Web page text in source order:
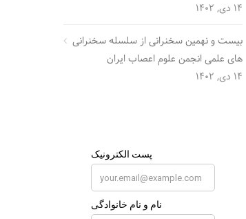
14 دی, 1402
بیست و نهمین سخنرانی از سلسله سخنرانی
های علمی انجمن علوم اعصاب ایران
14 دی, 1402